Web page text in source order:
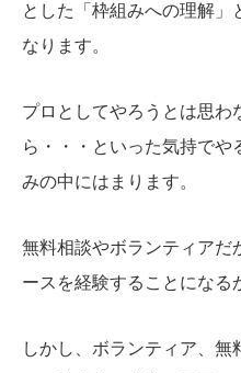
とした「枠組みへの理解」
なります。
プロとしてやろうとは思わ
ら・・・といった気持でや
みの中にはまります。
無料相談やボランティアだ
ースを経験することになる
しかし、ボランティア、